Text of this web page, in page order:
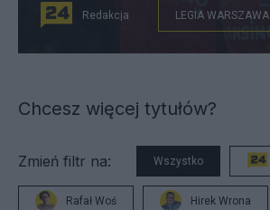
Redakcja LEGIA WARSZAWA
Chcesz więcej tytułów?
Zmień filtr na: Wszystko
Rafał Woś Hirek Wrona